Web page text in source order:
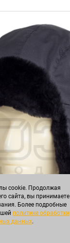
cookie. Продолжая
сайта, вы принимаете
Более подробные
политике обработки
данных.